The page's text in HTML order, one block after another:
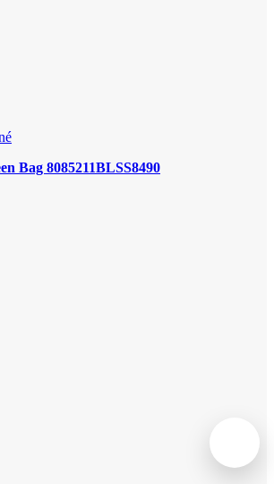
Bag 8085211BLSS8490